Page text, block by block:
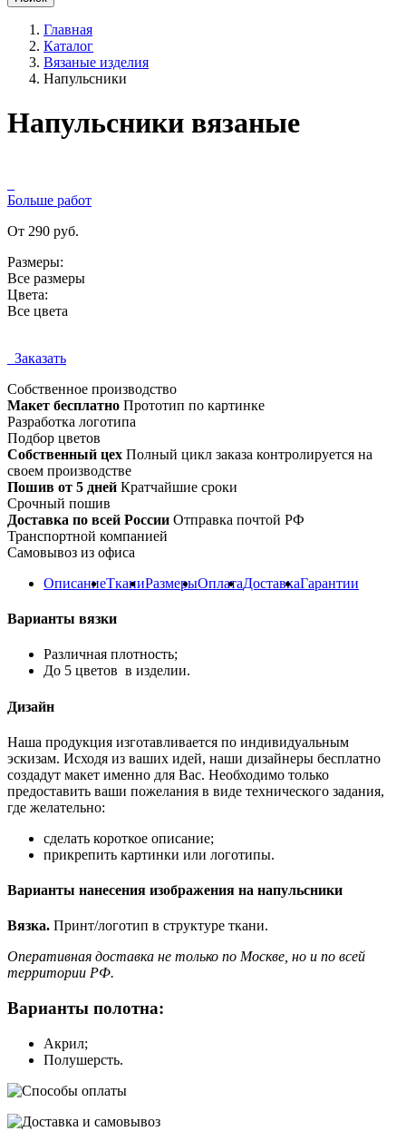
Главная
Каталог
Вязаные изделия
Напульсники
Напульсники вязаные
Больше работ
От 290 руб.
Размеры:
Все размеры
Цвета:
Все цвета
Заказать
Собственное производство
Макет бесплатно Прототип по картинке
Разработка логотипа
Подбор цветов
Собственный цех Полный цикл заказа контролируется на
своем производстве
Пошив от 5 дней Кратчайшие сроки
Срочный пошив
Доставка по всей России Отправка почтой РФ
Транспортной компанией
Самовывоз из офиса
ОписаниеТканиРазмерыОплатаДоставкаГарантии
Варианты вязки
Различная плотность;
До 5 цветов в изделии.
Дизайн
Наша продукция изготавливается по индивидуальным
эскизам. Исходя из ваших идей, наши дизайнеры бесплатно
создадут макет именно для Вас. Необходимо только
предоставить ваши пожелания в виде технического задания,
где желательно:
сделать короткое описание;
прикрепить картинки или логотипы.
Варианты нанесения изображения на напульсники
Вязка. Принт/логотип в структуре ткани.
Оперативная доставка не только по Москве, но и по всей
территории РФ.
Варианты полотна:
Акрил;
Полушерсть.